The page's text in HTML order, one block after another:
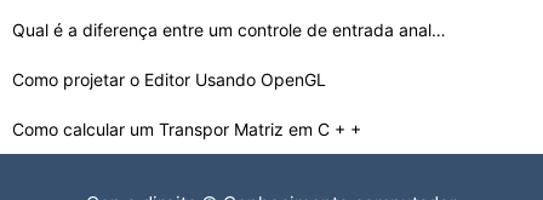
Como incluir fontes personalizadas em um iPhone usando …
Como fazer uma calculadora Geometria em C + +
Qual é a diferença entre um controle de entrada analó…
Como projetar o Editor Usando OpenGL
Como calcular um Transpor Matriz em C + +